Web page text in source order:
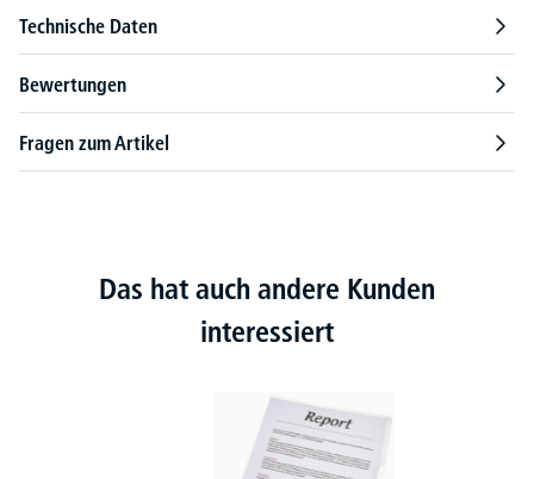
Technische Daten
Bewertungen
Fragen zum Artikel
Das hat auch andere Kunden
interessiert